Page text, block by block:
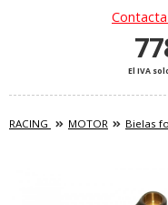
El IVA
RACING MOTOR Bielas